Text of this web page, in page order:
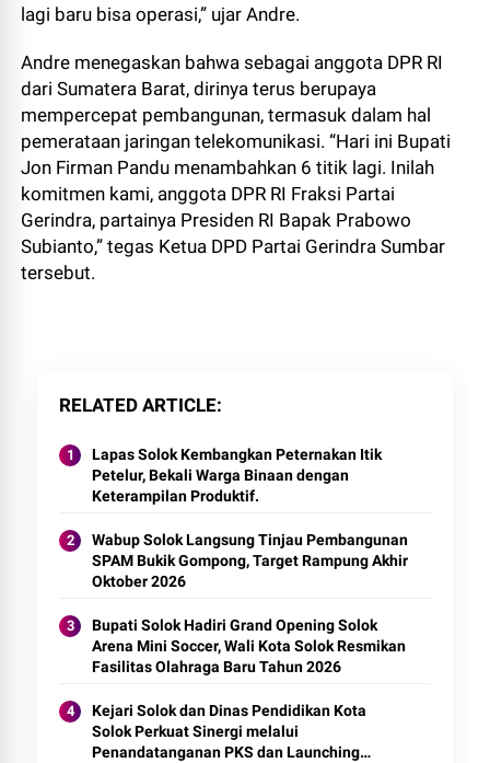
lagi baru bisa operasi,” ujar Andre.
Andre menegaskan bahwa sebagai anggota DPR RI
dari Sumatera Barat, dirinya terus berupaya
mempercepat pembangunan, termasuk dalam hal
pemerataan jaringan telekomunikasi. “Hari ini Bupati
Jon Firman Pandu menambahkan 6 titik lagi. Inilah
komitmen kami, anggota DPR RI Fraksi Partai
Gerindra, partainya Presiden RI Bapak Prabowo
Subianto,” tegas Ketua DPD Partai Gerindra Sumbar
tersebut.
RELATED ARTICLE
Lapas Solok Kembangkan Peternakan Itik
Petelur, Bekali Warga Binaan dengan
Keterampilan Produktif.
Wabup Solok Langsung Tinjau Pembangunan
SPAM Bukik Gompong, Target Rampung Akhir
Oktober 2026
Bupati Solok Hadiri Grand Opening Solok
Arena Mini Soccer, Wali Kota Solok Resmikan
Fasilitas Olahraga Baru Tahun 2026
Kejari Solok dan Dinas Pendidikan Kota
Solok Perkuat Sinergi melalui
Penandatanganan PKS dan Launching